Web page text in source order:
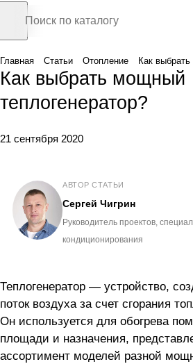
Главная Статьи Отопление Как
Как выбрать мощный
теплогенератор?
21 сентября 2020
АВТОР СТАТЬИ
Сергей Чигрин
Руководитель проектов,
кондиционирования
Теплогенератор — устройство,
поток воздуха за счет сгорания
Он используется для обогрева
площади и назначения,
ассортимент моделей разной